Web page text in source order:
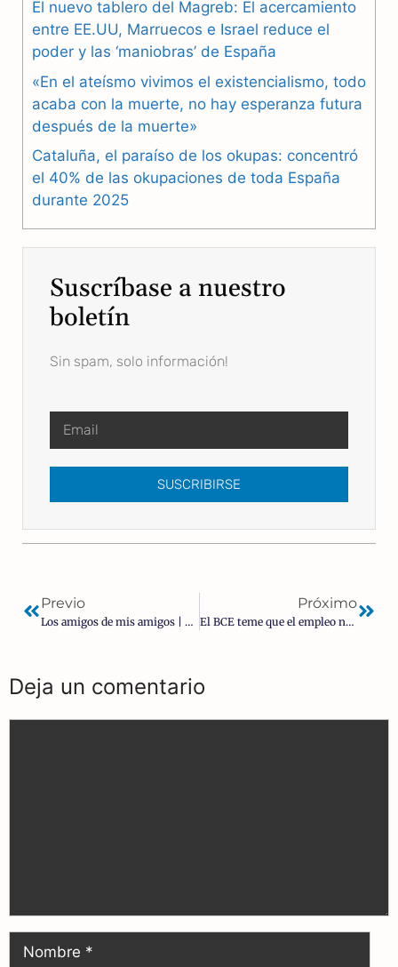
o
o
k
r
a
m
A
p
p
El nuevo tablero del Magreb: El acercamiento
entre EE.UU, Marruecos e Israel reduce el
poder y las ‘maniobras’ de España
«En el ateísmo vivimos el existencialismo, todo
acaba con la muerte, no hay esperanza futura
después de la muerte»
Cataluña, el paraíso de los okupas: concentró
el 40% de las okupaciones de toda España
durante 2025
Suscríbase a nuestro
boletín
Sin spam, solo información!
SUSCRIBIRSE
Previo
Los amigos de mis amigos | Paco Álvarez
Próximo
El BCE teme que el empleo no remonte hasta 2023
Deja un comentario